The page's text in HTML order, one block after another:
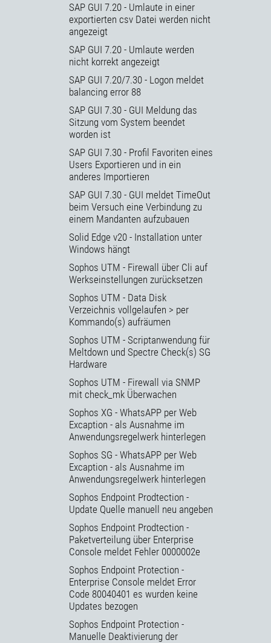
SAP GUI 7.20 - Umlaute in einer
exportierten csv Datei werden nicht
angezeigt
SAP GUI 7.20 - Umlaute werden
nicht korrekt angezeigt
SAP GUI 7.20/7.30 - Logon meldet
balancing error 88
SAP GUI 7.30 - GUI Meldung das
Sitzung vom System beendet
worden ist
SAP GUI 7.30 - Profil Favoriten eines
Users Exportieren und in ein
anderes Importieren
SAP GUI 7.30 - GUI meldet TimeOut
beim Versuch eine Verbindung zu
einem Mandanten aufzubauen
Solid Edge v20 - Installation unter
Windows hängt
Sophos UTM - Firewall über Cli auf
Werkseinstellungen zurücksetzen
Sophos UTM - Data Disk
Verzeichnis vollgelaufen > per
Kommando(s) aufräumen
Sophos UTM - Scriptanwendung für
Meltdown und Spectre Check(s) SG
Hardware
Sophos UTM - Firewall via SNMP
mit check_mk Überwachen
Sophos XG - WhatsAPP per Web
Excaption - als Ausnahme im
Anwendungsregelwerk hinterlegen
Sophos SG - WhatsAPP per Web
Excaption - als Ausnahme im
Anwendungsregelwerk hinterlegen
Sophos Endpoint Prodtection -
Update Quelle manuell neu angeben
Sophos Endpoint Prodtection -
Paketverteilung über Enterprise
Console meldet Fehler 0000002e
Sophos Endpoint Protection -
Enterprise Console meldet Error
Code 80040401 es wurden keine
Updates bezogen
Sophos Endpoint Protection -
Manuelle Deaktivierung der